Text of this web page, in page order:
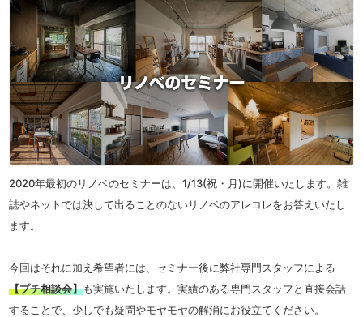
2020年最初のリノベのセミナーは、1/13(祝・月)に開催いたします。雑
誌やネットでは決して出ることのないリノベのアレコレをお答えいたし
ます。
今回はそれに加え希望者には、セミナー後に弊社専門スタッフによる
【プチ相談会】も実施いたします。実績のある専門スタッフと直接会話
することで、少しでも疑問やモヤモヤの解消にお役立てください。